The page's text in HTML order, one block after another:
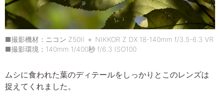
■撮影機材：ニコン Z50II ＋ NIKKOR Z DX 18-140mm f/3.5-6.3 VR
■撮影環境：140mm 1/400秒 f/6.3 ISO100
ムシに食われた葉のディテールをしっかりとこのレンズは
捉えてくれました。